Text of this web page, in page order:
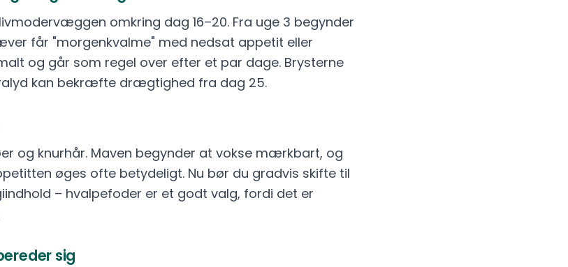
omkring dag 16–20. Fra uge 3 begynder
får "morgenkvalme" med nedsat appetit eller
og går som regel over efter et par dage. Brysterne
kan bekræfte drægtighed fra dag 25.
og knurhår. Maven begynder at vokse mærkbart, og
øges ofte betydeligt. Nu bør du gradvis skifte til
– hvalpefoder er et godt valg, fordi det er
sig